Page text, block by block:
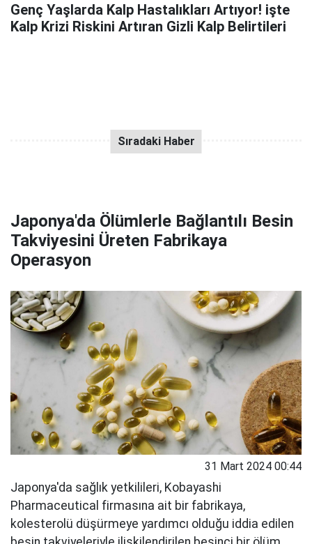
Genç Yaşlarda Kalp Hastalıkları Artıyor! işte
Kalp Krizi Riskini Artıran Gizli Kalp Belirtileri
Japonya'da Ölümlerle Bağlantılı Besin
Takviyesini Üreten Fabrikaya
Operasyon
31 Mart 2024 00:44
Japonya'da sağlık yetkilileri, Kobayashi
Pharmaceutical firmasına ait bir fabrikaya,
kolesterolü düşürmeye yardımcı olduğu iddia edilen